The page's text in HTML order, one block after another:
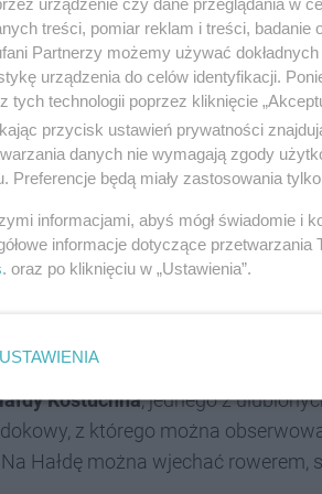
ułamek terenów, które
Kopalń wystawiła na sprzedaż
przeznaczona do
przemysłowy charakter -
Spółki Restrukturyzacji
Kostuchna, jednego z
z którego można
Hałdę można wjechać rowerem,
treści, pomiar reklam i treści, badanie
Partnerzy możemy używać
urządzenia do celów identyfikacji.
tych technologii poprzez kliknięcie
przycisk ustawień prywatności
danych nie wymagają zgody
Preferencje będą miały zastosowania
informacjami, abyś mógł świadomie i
informacje dotyczące przetwarzania
. oraz po kliknięciu w „Ustawienia”.
USTAWIENIA